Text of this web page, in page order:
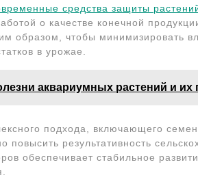
средства защиты
о качестве конечной
образом, чтобы минимизировать
в урожае.
аквариумных растений и их
подхода, включающего
повысить результативность
обеспечивает стабильное